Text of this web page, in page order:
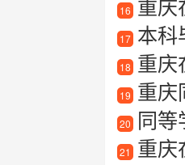
16
17 本科
18 重庆
19 重庆
20 同
21 重庆